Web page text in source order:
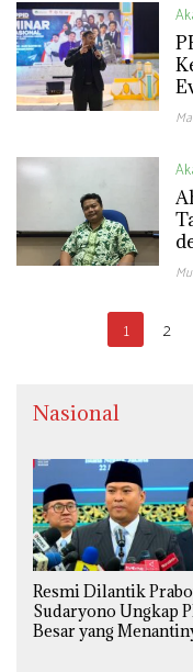
1 2
Nasional
Resmi Dilantik
Sudaryono Ungkap
Besar yang